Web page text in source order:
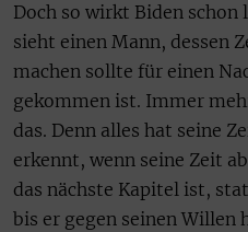
Doch so wirkt Biden
sieht einen Mann, dessen
machen sollte für einen
gekommen ist. Immer
das. Denn alles hat seine
erkennt, wenn seine Zeit
das nächste Kapitel ist,
bis er gegen seinen Willen